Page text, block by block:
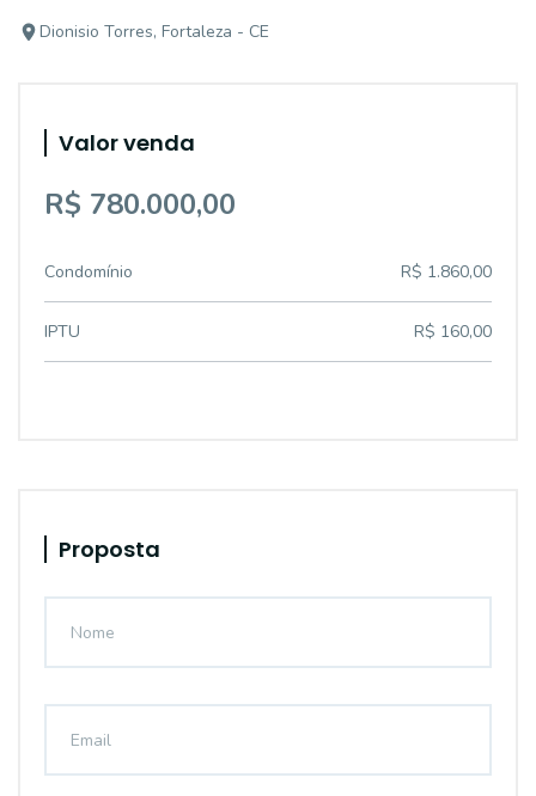
Dionisio Torres, Fortaleza - CE
Valor venda
R$ 780.000,00
Condomínio R$ 1.860,00
IPTU R$ 160,00
Proposta